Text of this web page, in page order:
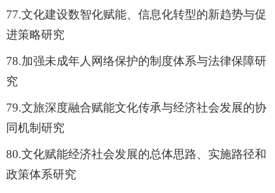
77.文化建设数智化赋能、信息化转型的新趋势与促
进策略研究
78.加强未成年人网络保护的制度体系与法律保障研
究
79.文旅深度融合赋能文化传承与经济社会发展的协
同机制研究
80.文化赋能经济社会发展的总体思路、实施路径和
政策体系研究